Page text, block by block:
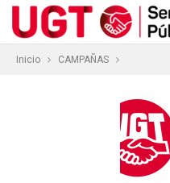
Inicio CAMPAÑAS